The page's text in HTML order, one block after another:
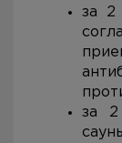
за 2
за 2